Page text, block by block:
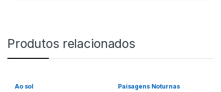
Produtos relacionados
Ao sol Paisagens Noturnas